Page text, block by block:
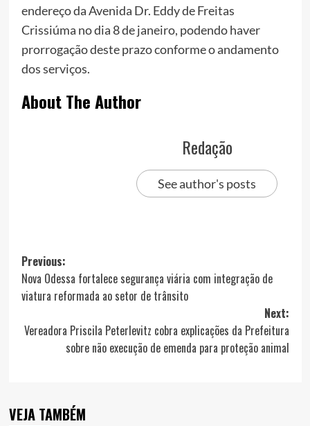
endereço da Avenida Dr. Eddy de Freitas
Crissiúma no dia 8 de janeiro, podendo haver
prorrogação deste prazo conforme o andamento
dos serviços.
About The Author
Redação
See author's posts
Post
navigation
Previous:
Nova Odessa fortalece segurança viária com integração de
viatura reformada ao setor de trânsito
Next:
Vereadora Priscila Peterlevitz cobra explicações da Prefeitura
sobre não execução de emenda para proteção animal
VEJA TAMBÉM